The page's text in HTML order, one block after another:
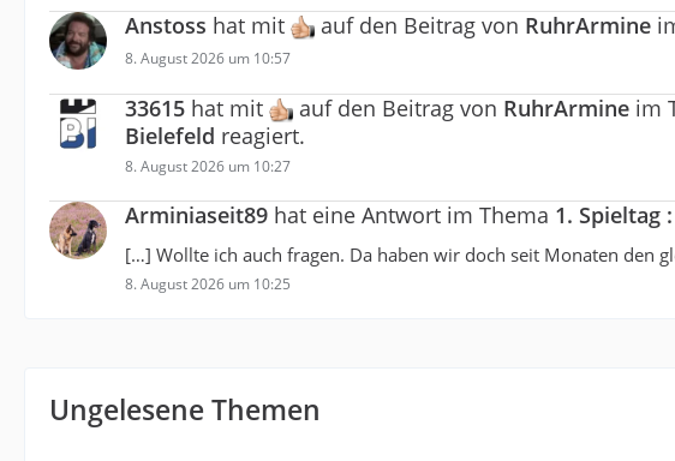
Anstoss hat mit auf den Beitrag von RuhrArmine
8. August 2026 um 10:57
33615 hat mit auf den Beitrag von RuhrArmine im
Bielefeld reagiert.
8. August 2026 um 10:27
Arminiaseit89 hat eine Antwort im Thema 1. Spieltag
[…] Wollte ich auch fragen. Da haben wir doch seit Monaten den
8. August 2026 um 10:25
Ungelesene Themen